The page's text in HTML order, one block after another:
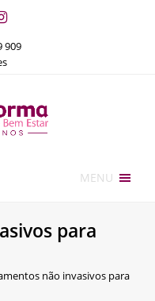
Instagram
909
MENU
para
não invasivos para